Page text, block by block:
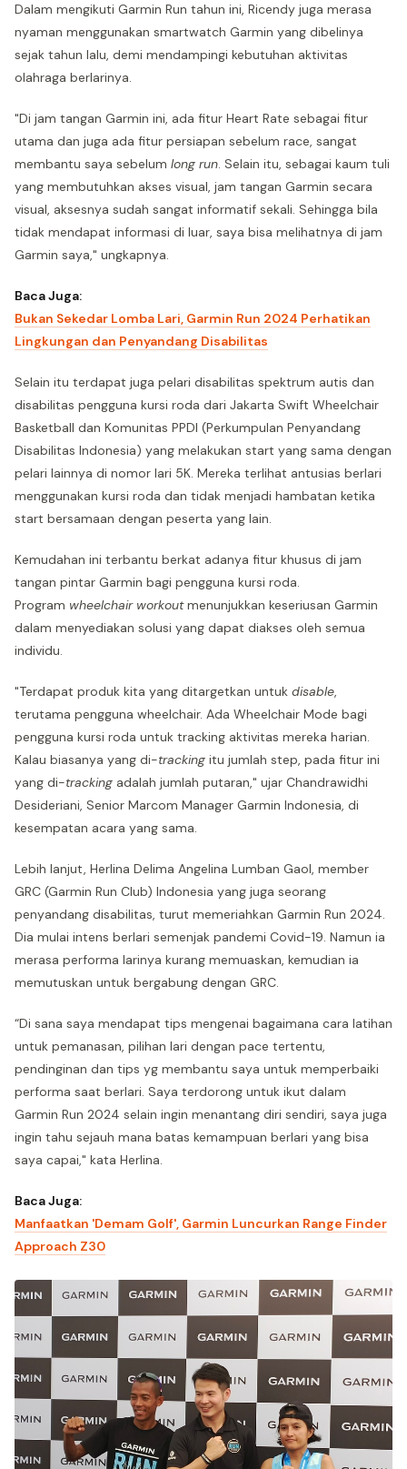
Dalam mengikuti Garmin Run tahun ini, Ricendy juga merasa
nyaman menggunakan smartwatch Garmin yang dibelinya
sejak tahun lalu, demi mendampingi kebutuhan aktivitas
olahraga berlarinya.
"Di jam tangan Garmin ini, ada fitur Heart Rate sebagai fitur
utama dan juga ada fitur persiapan sebelum race, sangat
membantu saya sebelum long run. Selain itu, sebagai kaum tuli
yang membutuhkan akses visual, jam tangan Garmin secara
visual, aksesnya sudah sangat informatif sekali. Sehingga bila
tidak mendapat informasi di luar, saya bisa melihatnya di jam
Garmin saya," ungkapnya.
Baca Juga:
Bukan Sekedar Lomba Lari, Garmin Run 2024 Perhatikan
Lingkungan dan Penyandang Disabilitas
Selain itu terdapat juga pelari disabilitas spektrum autis dan
disabilitas pengguna kursi roda dari Jakarta Swift Wheelchair
Basketball dan Komunitas PPDI (Perkumpulan Penyandang
Disabilitas Indonesia) yang melakukan start yang sama dengan
pelari lainnya di nomor lari 5K. Mereka terlihat antusias berlari
menggunakan kursi roda dan tidak menjadi hambatan ketika
start bersamaan dengan peserta yang lain.
Kemudahan ini terbantu berkat adanya fitur khusus di jam
tangan pintar Garmin bagi pengguna kursi roda.
Program wheelchair workoutmenunjukkan keseriusan Garmin
dalam menyediakan solusi yang dapat diakses oleh semua
individu.
"Terdapat produk kita yang ditargetkan untuk disable,
terutama pengguna wheelchair. Ada Wheelchair Mode bagi
pengguna kursi roda untuk tracking aktivitas mereka harian.
Kalau biasanya yang di-tracking itu jumlah step, pada fitur ini
yang di-tracking adalah jumlah putaran," ujar Chandrawidhi
Desideriani, Senior Marcom Manager Garmin Indonesia, di
kesempatan acara yang sama.
Lebih lanjut, Herlina Delima Angelina Lumban Gaol, member
GRC (Garmin Run Club) Indonesia yang juga seorang
penyandang disabilitas, turut memeriahkan Garmin Run 2024.
Dia mulai intens berlari semenjak pandemi Covid-19. Namun ia
merasa performa larinya kurang memuaskan, kemudian ia
memutuskan untuk bergabung dengan GRC.
“Di sana saya mendapat tips mengenai bagaimana cara latihan
untuk pemanasan, pilihan lari dengan pace tertentu,
pendinginan dan tips yg membantu saya untuk memperbaiki
performa saat berlari. Saya terdorong untuk ikut dalam
Garmin Run 2024 selain ingin menantang diri sendiri, saya juga
ingin tahu sejauh mana batas kemampuan berlari yang bisa
saya capai," kata Herlina.
Baca Juga:
Manfaatkan 'Demam Golf', Garmin Luncurkan Range Finder
Approach Z30